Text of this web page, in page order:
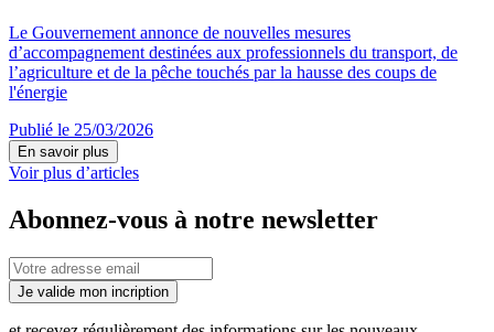
Le Gouvernement annonce de nouvelles mesures
d’accompagnement destinées aux professionnels du transport, de
l’agriculture et de la pêche touchés par la hausse des coups de
l'énergie
Publié le 25/03/2026
En savoir plus
Voir plus d’articles
Abonnez-vous à notre newsletter
Je valide mon incription